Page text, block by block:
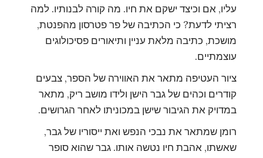
עליו, אם וכיצד ישקם את חיו. מה קורה לבנותיו. למה
רציתי לדעת? כי הכתיבה של פר פטרסון מהפנטת,
מושכת, כתיבה מלאת עניין ותיאורים פסיכולוגים
עוצמתיים.
ציור העטיפה מתאר את האווירה של הספר, צבעים
קודרים וכהים של גבר הישן ולידו מושב ריק, מתאר
במדויק את הגיבור שישן במכוניתו לאחר הגרושים.
רומן שמתאר את נבכי הנפש ואת ייסוריו של גבר,
שאשתו, אהבת חיו נטשה אותו. גבר שהוא סופר